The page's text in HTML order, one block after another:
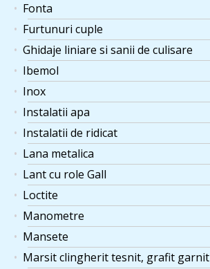
Fonta
Furtunuri cuple
Ghidaje liniare si sanii de culisare
Ibemol
Inox
Instalatii apa
Instalatii de ridicat
Lana metalica
Lant cu role Gall
Loctite
Manometre
Mansete
Marsit clingherit tesnit, grafit